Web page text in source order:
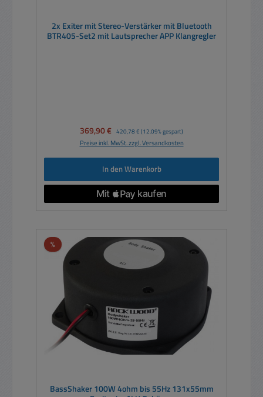
2x Exiter mit Stereo-Verstärker mit Bluetooth
BTR405-Set2 mit Lautsprecher APP Klangregler
Verkaufspreis:
369,90 € Regulärer Preis:
420,78 € (12.09% gespart)
Preise inkl. MwSt. zzgl. Versandkosten
In den Warenkorb
%Rabatt
BassShaker 100W 4ohm bis 55Hz 131x55mm